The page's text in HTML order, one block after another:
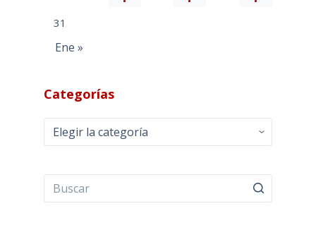
31
Ene »
Categorías
Categorías